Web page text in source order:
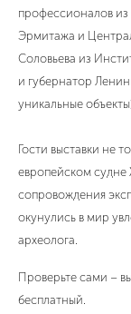
профессионалов
Эрмитажа и
Соловьева из
и губернатор
уникальные
Гости выставки не
европейском судне
сопровождения
окунулись в мир
археолога.
Проверьте сами –
бесплатный.